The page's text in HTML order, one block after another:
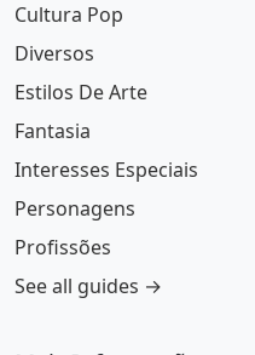
Cultura Pop
Diversos
Estilos De Arte
Fantasia
Interesses Especiais
Personagens
Profissões
See all guides →